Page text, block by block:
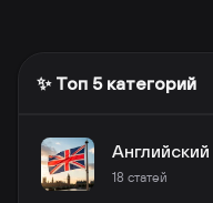
✨ Топ 5 категорий
18 статей